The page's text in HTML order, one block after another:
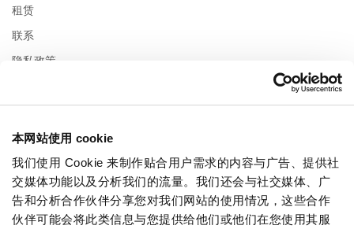
本网站使用 cookie
我们使用 Cookie 来制作贴合用户需求的内容与广告、提供社
交媒体功能以及分析我们的流量。我们还会与社交媒体、广
告和分析合作伙伴分享您对我们网站的使用情况，这些合作
伙伴可能会将此类信息与您提供给他们或他们在您使用其服
租赁
联系
隐私政策
星期一
星期二
10:00 - 22:00
星期三
10:00 - 22:00
星期四
10:00 - 22:00
星期五
10:00 - 22:00
星期六
10:00 - 22:00